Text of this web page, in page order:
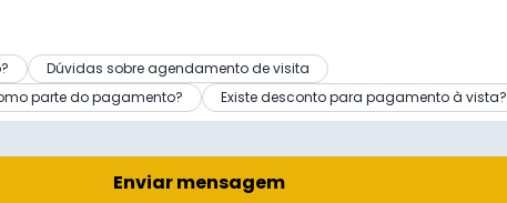
Dúvidas sobre agendamento de visita
parte do pagamento?
Existe desconto para pagamento à vista?
Enviar mensagem